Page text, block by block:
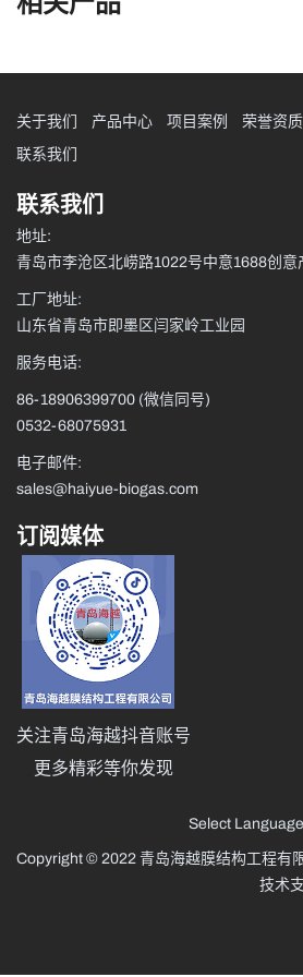
关于我们 产品中心 项目案例 荣誉资质
联系我们
联系我们
地址:
青岛市李沧区北崂路1022号中意1688创
工厂地址:
山东省青岛市即墨区闫家岭工业园
服务电话:
86-18906399700(微信同号)
0532-68075931
电子邮件:
sales@haiyue-biogas.com
订阅媒体
关注青岛海越抖音账号
更多精彩等你发现
Select Language
Copyright © 2022 青岛海越膜结构工程有
技术